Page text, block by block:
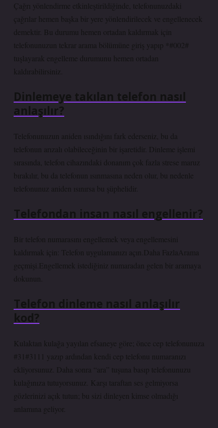
Çağrı yönlendirme etkinleştirildiğinde, telefonunuzdaki
çağrılar hemen başka bir yere yönlendirilecek ve engellenecek
demektir. Bu durumu hemen ortadan kaldırmak için
telefonunuzun tekrar arama bölümüne giriş yapıp *#002#
tuşlayarak engelleme durumunu hemen ortadan
kaldırabilirsiniz.
Dinlemeye takılan telefon nasıl
anlaşılır?
Telefonunuzun aniden ısındığını fark ederseniz, bu da
telefonun arızalı olabileceğinin bir işaretidir. Dinleme işlemi
sırasında, telefon cihazındaki donanım çok fazla strese maruz
bırakılır, bu da telefonun ısınmasına neden olur, bu nedenle
telefonunuz aniden ısınırsa bu şüphelidir.
Telefondan insan nasıl engellenir?
Bir telefon numarasını engellemek veya engellemesini
kaldırmak için: Telefon uygulamanızı açın.Daha FazlaArama
geçmişi.Engellemek istediğiniz numaradan gelen bir aramaya
dokunun.
Telefon dinleme nasıl anlaşılır
kod?
Kulaktan kulağa yayılan efsaneye göre; önce cep telefonunuza
#31#3111 yazıp ardından kendi cep telefonu numaranızı
ekliyorsunuz. Daha sonra “ara” tuşuna basıp telefonunuzu
kulağınıza tutuyorsunuz. Karşı taraftan ses gelmiyorsa
gözlerinizi açık tutun; bu sizi dinleyen kimse olmadığı
anlamına geliyor.